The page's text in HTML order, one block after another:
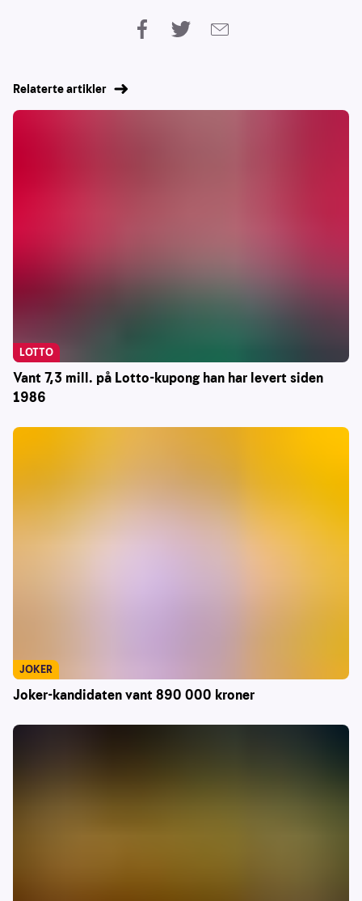
Relaterte artikler
Vant 7,3 mill. på Lotto-kupong han har levert siden
1986
LOTTO
Joker-kandidaten vant 890 000 kroner
JOKER